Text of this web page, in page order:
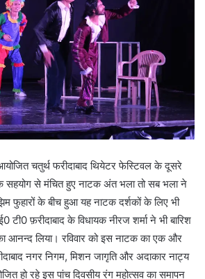
आयोजित चतुर्थ फरीदाबाद थियेटर फेस्टिवल के दूसरे
के सहयोग से मंचित हुए नाटक अंत भला तो सब भला ने
फुहारों के बीच हुआ यह नाटक दर्शकों के लिए भी
टी0 फ़रीदाबाद के विधायक नीरज शर्मा ने भी बारिश
आनन्द लिया। रविवार को इस नाटक का एक और
नगर निगम, मिशन जागृति और अदाकार नाट्य
हो रहे इस पांच दिवसीय रंग महोत्सव का समापन